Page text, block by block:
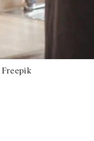
Freepik